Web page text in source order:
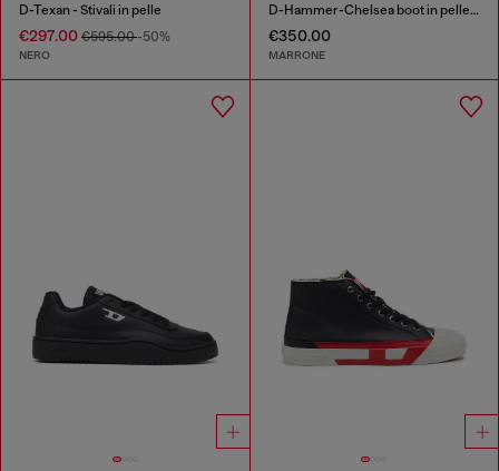
D-Texan - Stivali in pelle
€297.00 €595.00-50%
NERO
D-Hammer-Chelsea boot in pelle spazzolata
€350.00
MARRONE